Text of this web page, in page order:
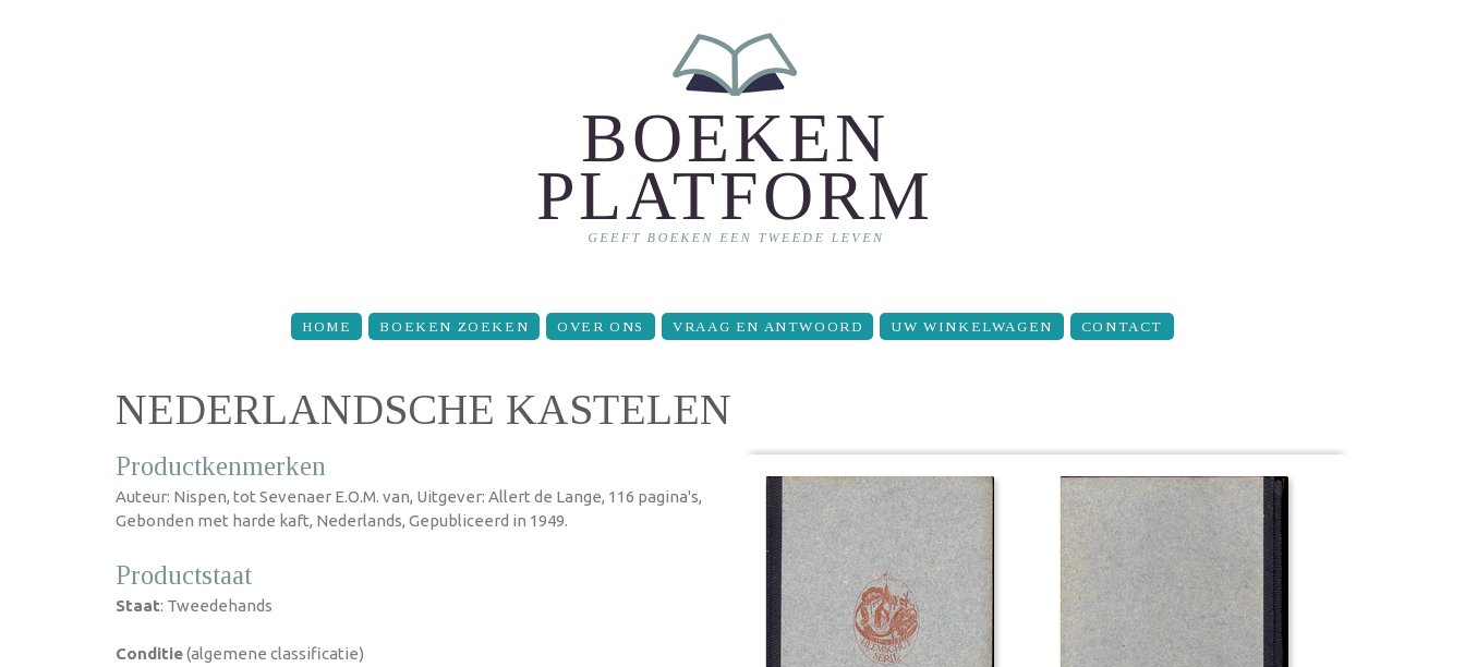
HOME BOEKEN ZOEKEN OVER ONS VRAAG EN ANTWOORD UW WINKELWAGEN CONTACT
NEDERLANDSCHE KASTELEN
Productkenmerken
Auteur: Nispen, tot Sevenaer E.O.M. van, Uitgever: Allert de Lange, 116 pagina's,
Gebonden met harde kaft, Nederlands, Gepubliceerd in 1949.
Productstaat
Staat: Tweedehands
Conditie(algemene classificatie)